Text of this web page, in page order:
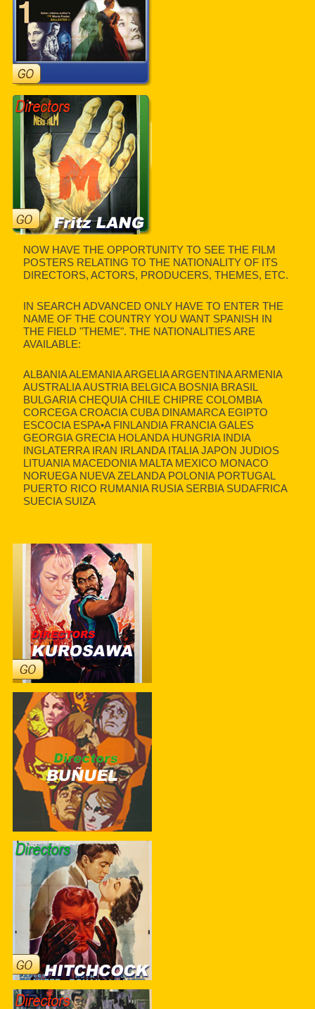
NOW HAVE THE OPPORTUNITY TO SEE THE FILM
POSTERS RELATING TO THE NATIONALITY OF ITS
DIRECTORS, ACTORS, PRODUCERS, THEMES, ETC.
IN SEARCH ADVANCED ONLY HAVE TO ENTER THE
NAME OF THE COUNTRY YOU WANT SPANISH IN
THE FIELD "THEME". THE NATIONALITIES ARE
AVAILABLE:
ALBANIA ALEMANIA ARGELIA ARGENTINA ARMENIA
AUSTRALIA AUSTRIA BELGICA BOSNIA BRASIL
BULGARIA CHEQUIA CHILE CHIPRE COLOMBIA
CORCEGA CROACIA CUBA DINAMARCA EGIPTO
ESCOCIA ESPA•A FINLANDIA FRANCIA GALES
GEORGIA GRECIA HOLANDA HUNGRIA INDIA
INGLATERRA IRAN IRLANDA ITALIA JAPON JUDIOS
LITUANIA MACEDONIA MALTA MEXICO MONACO
NORUEGA NUEVA ZELANDA POLONIA PORTUGAL
PUERTO RICO RUMANIA RUSIA SERBIA SUDAFRICA
SUECIA SUIZA